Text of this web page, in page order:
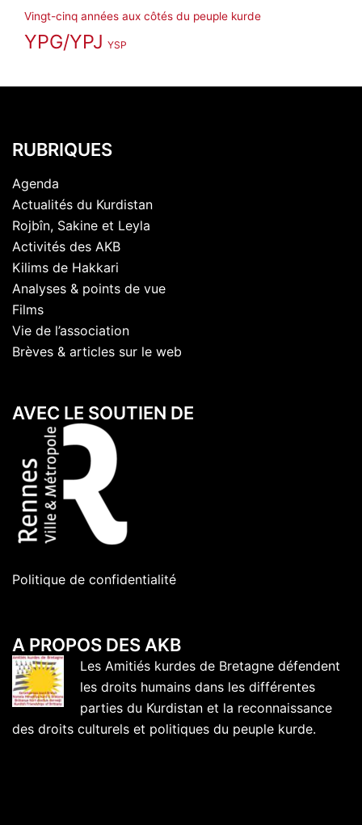
Vingt-cinq années aux côtés du peuple kurde
YPG/YPJ YSP
RUBRIQUES
Agenda
Actualités du Kurdistan
Rojbîn, Sakine et Leyla
Activités des AKB
Kilims de Hakkari
Analyses & points de vue
Films
Vie de l’association
Brèves & articles sur le web
AVEC LE SOUTIEN DE
Politique de confidentialité
A PROPOS DES AKB
Les Amitiés kurdes de Bretagne défendent
les droits humains dans les différentes
parties du Kurdistan et la reconnaissance
des droits culturels et politiques du peuple kurde.